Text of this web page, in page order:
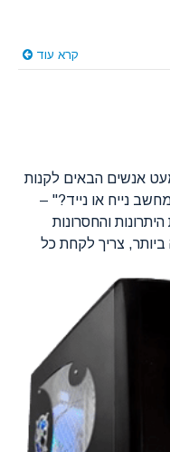
אנשים הבאים לקנות
נייח או נייד?" –
והחסרונות
ביותר, צריך לקחת כל